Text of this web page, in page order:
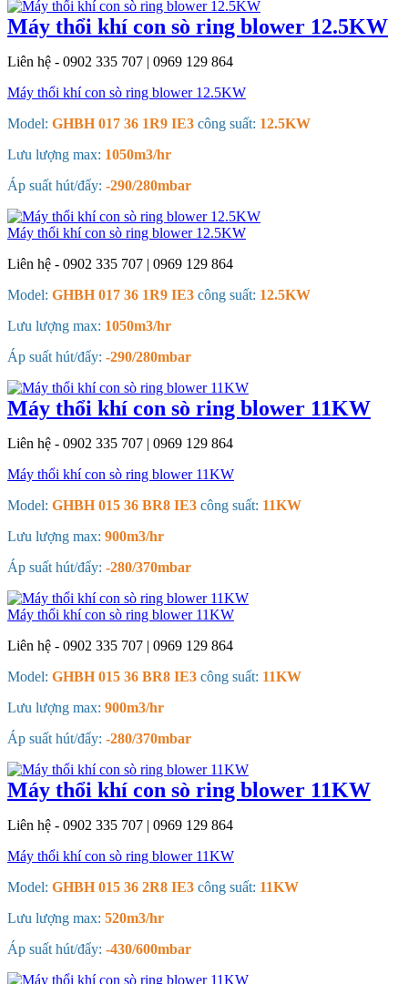
Máy thổi khí con sò ring blower 12.5KW
Liên hệ - 0902 335 707 | 0969 129 864
Máy thổi khí con sò ring blower 12.5KW
Model: GHBH 017 36 1R9 IE3 công suất: 12.5KW
Lưu lượng max: 1050m3/hr
Áp suất hút/đẩy: -290/280mbar
Máy thổi khí con sò ring blower 12.5KW
Liên hệ - 0902 335 707 | 0969 129 864
Model: GHBH 017 36 1R9 IE3 công suất: 12.5KW
Lưu lượng max: 1050m3/hr
Áp suất hút/đẩy: -290/280mbar
Máy thổi khí con sò ring blower 11KW
Liên hệ - 0902 335 707 | 0969 129 864
Máy thổi khí con sò ring blower 11KW
Model: GHBH 015 36 BR8 IE3 công suất: 11KW
Lưu lượng max: 900m3/hr
Áp suất hút/đẩy: -280/370mbar
Máy thổi khí con sò ring blower 11KW
Liên hệ - 0902 335 707 | 0969 129 864
Model: GHBH 015 36 BR8 IE3 công suất: 11KW
Lưu lượng max: 900m3/hr
Áp suất hút/đẩy: -280/370mbar
Máy thổi khí con sò ring blower 11KW
Liên hệ - 0902 335 707 | 0969 129 864
Máy thổi khí con sò ring blower 11KW
Model: GHBH 015 36 2R8 IE3 công suất: 11KW
Lưu lượng max: 520m3/hr
Áp suất hút/đẩy: -430/600mbar